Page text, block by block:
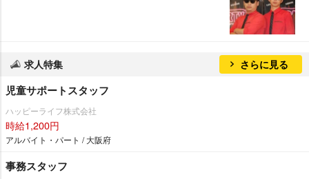
求人特集 さらに見る
児童サポートスタッフ
ハッピーライフ株式会社
時給1,200円
アルバイト・パート / 大阪府
事務スタッフ